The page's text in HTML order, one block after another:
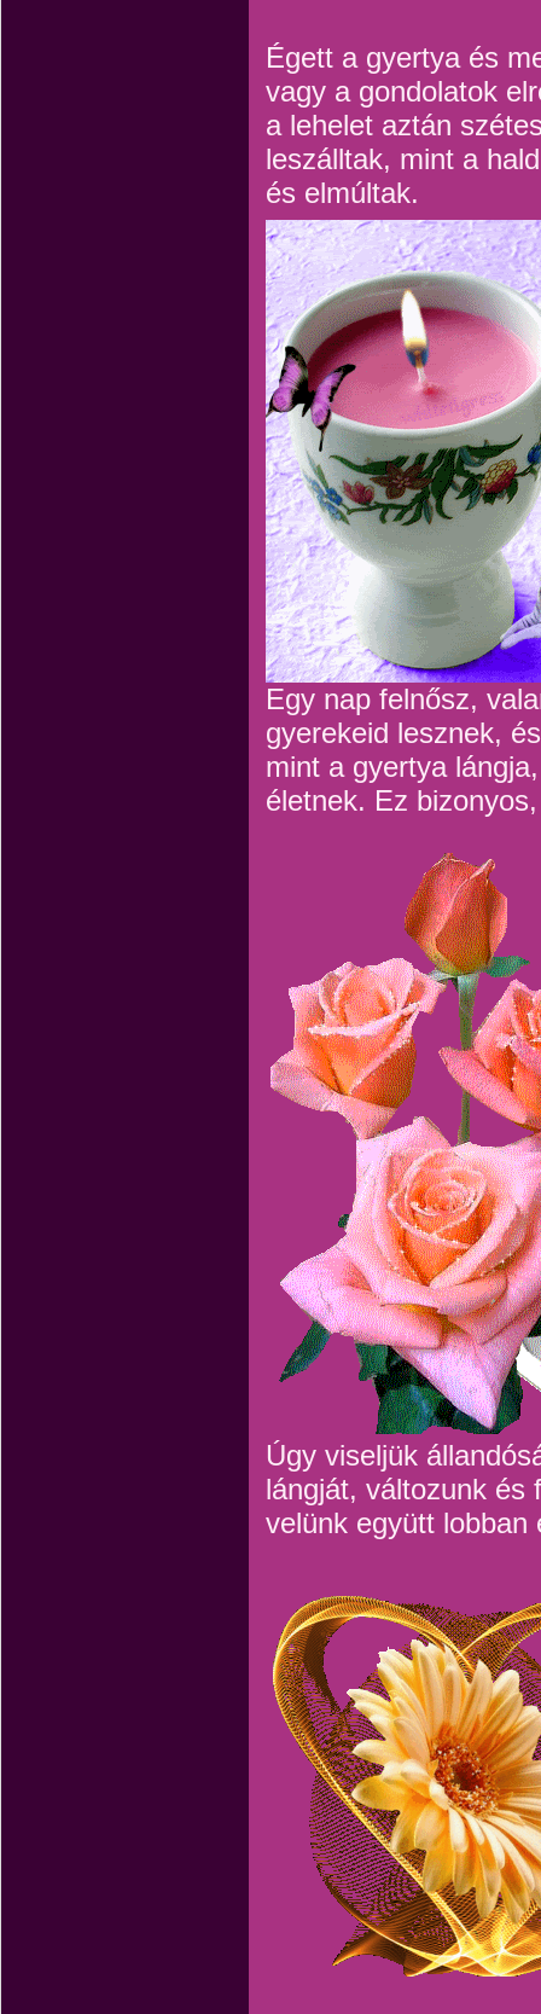
Égett a gyertya és
vagy a gondolatok
a lehelet aztán
leszálltak, mint a
és elmúltak.
Egy nap felnősz,
gyerekeid lesznek,
mint a gyertya
életnek. Ez
Úgy viseljük
lángját, változunk és
velünk együtt lobban